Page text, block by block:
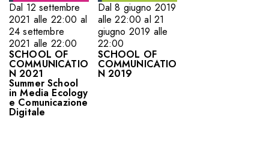
Dal 12 settembre
2021 alle 22:00 al
24 settembre
2021 alle 22:00
SCHOOL OF
COMMUNICATIO
N 2021
Summer School
in Media Ecology
e Comunicazione
Digitale
Dal 8 giugno 2019
alle 22:00 al 21
giugno 2019 alle
22:00
SCHOOL OF
COMMUNICATIO
N 2019